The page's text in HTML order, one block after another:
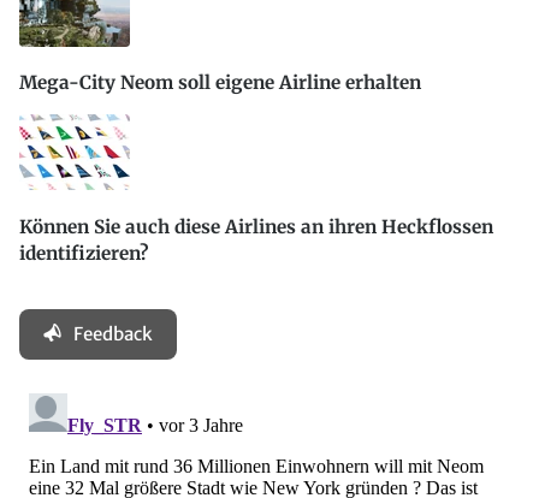
Mega-City Neom soll eigene Airline erhalten
Können Sie auch diese Airlines an ihren Heckflossen
identifizieren?
Feedback